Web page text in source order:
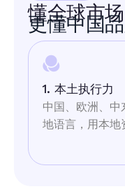
懂全球市场
更懂中国
1. 本土执行力
中国、欧洲、中
地语言，用本地